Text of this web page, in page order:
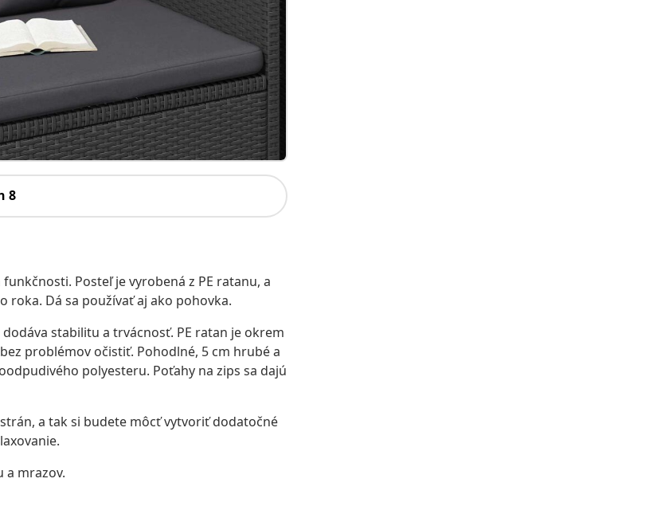
8
Posteľ je vyrobená z PE ratanu, a
roka. Dá sa používať aj ako pohovka.
stabilitu a trvácnosť. PE ratan je okrem
problémov očistiť. Pohodlné, 5 cm hrubé a
polyesteru. Poťahy na zips sa dajú
a tak si budete môcť vytvoriť dodatočné
a mrazov.